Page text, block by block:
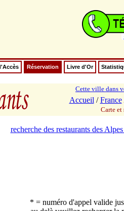
Réservation Livre d'Or
Cette ville dans
Accueil /France
Carte et
recherche des restaurants des
* = numéro d'appel valide